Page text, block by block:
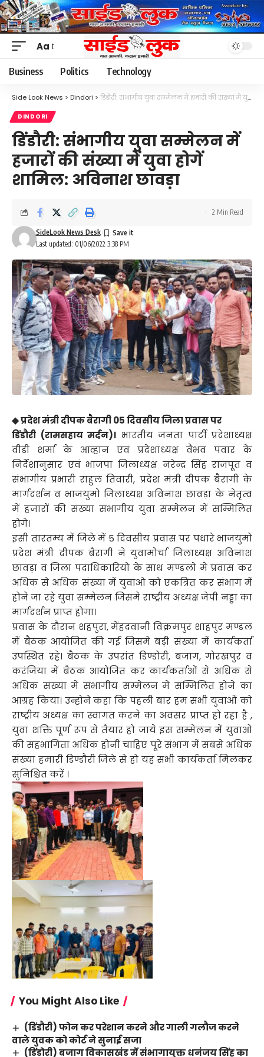
Font
Resizer
Aa
Business Politics Technology
Side Look News > Dindori > डिंडौरी: संभागीय युवा सम्मेलन में हजारों की संख्या में युवा होगें शामिल: अविनाश छावड़ा
DINDORI
डिंडौरी: संभागीय युवा सम्मेलन में
हजारों की संख्या में युवा होगें
शामिल: अविनाश छावड़ा
Last updated: 01/06/2022 3:38 PM
SideLook News Desk
2 Min Read
◆ प्रदेश मंत्री दीपक बैरागी 05 दिवसीय जिला प्रवास पर
डिंडौरी (रामसहाय मर्दन)। भारतीय जनता पार्टी प्रदेशाध्यक्ष
वीडी शर्मा के आव्हान एवं प्रदेशाध्यक्ष वैभव पवार के
निर्देशानुसार एवं भाजपा जिलाध्यक्ष नरेन्द्र सिंह राजपूत व
संभागीय प्रभारी राहुल तिवारी, प्रदेश मंत्री दीपक बैरागी के
मार्गदर्शन व भाजयुमो जिलाध्यक्ष अविनाश छावड़ा के नेतृत्व
में हजारों की संख्या संभागीय युवा सम्मेलन में सम्मिलित
होगे।
इसी तारतम्य में जिले में 5 दिवसीय प्रवास पर पधारे भाजयुमो
प्रदेश मंत्री दीपक बैरागी ने युवामोर्चा जिलाध्यक्ष अविनाश
छावड़ा व जिला पदाधिकारियो के साथ मण्डलो मे प्रवास कर
अधिक से अधिक संख्या में युवाओ को एकत्रित कर संभाग में
होने जा रहे युवा सम्मेलन जिसमे राष्ट्रीय अध्यक्ष जेपी नड्डा का
मार्गदर्शन प्राप्त होगा।
प्रवास के दौरान शहपुरा, मेंहदवानी विक्रमपुर शाहपुर मण्डल
में बैठक आयोजित की गई जिसमे बड़ी संख्या में कार्यकर्ता
उपस्थित रहे। बैठक के उपरांत डिण्डोरी, बजाग, गोरखपुर व
करंजिया में बैठक आयोजित कर कार्यकर्ताओं से अधिक से
अधिक संख्या मे संभागीय सम्मेलन मे सम्मिलित होने का
आग्रह किया। उन्होने कहा कि पहली बार हम सभी युवाओं को
राष्ट्रीय अध्यक्ष का स्वागत करने का अवसर प्राप्त हो रहा है ,
युवा शक्ति पूर्ण रूप से तैयार हो जाये इस सम्मेलन में युवाओ
की सहभागिता अधिक होनी चाहिए पूरे संभाग में सबसे अधिक
संख्या हमारी डिण्डौरी जिले से हो यह सभी कार्यकर्ता मिलकर
सुनिश्चित करें ।
You Might Also Like
(डिंडौरी) फोन कर परेशान करने और गाली गलौज करने
वाले युवक को कोर्ट ने सुनाई सजा
(डिंडोरी) बजाग विकासखंड में संभागायुक्त धनंजय सिंह का